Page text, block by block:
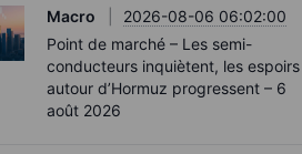
Macro
2026-08-06 06:02:00
Point de marché – Les semi-
conducteurs inquiètent, les espoirs
autour d’Hormuz progressent – 6
août 2026